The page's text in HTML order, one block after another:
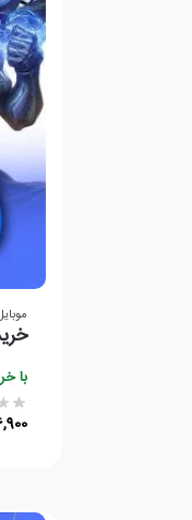
خرید 257 جم
با